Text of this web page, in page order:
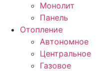
Монолит
Панель
Отопление
Автономное
Центральное
Газовое